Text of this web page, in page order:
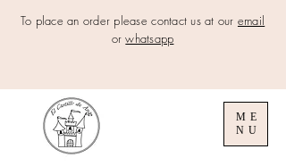
To place an order please contact us at our email
orwhatsapp
ME
NU